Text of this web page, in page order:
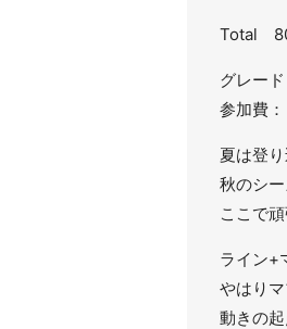
Total
グレー
参加費
夏は登り
秋のシー
ここで
ライン+
やはりマ
動きの